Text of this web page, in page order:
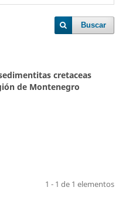
Buscar
cretaceas
de Montenegro
1 - 1 de 1 elementos